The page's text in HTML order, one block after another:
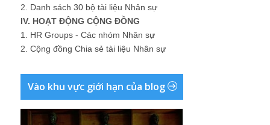
2. Danh sách 30 bộ tài liệu Nhân sự
IV. HOẠT ĐỘNG CỘNG ĐỒNG
1. HR Groups - Các nhóm Nhân sự
2. Cộng đồng Chia sẻ tài liệu Nhân sự
Vào khu vực giới hạn của blog